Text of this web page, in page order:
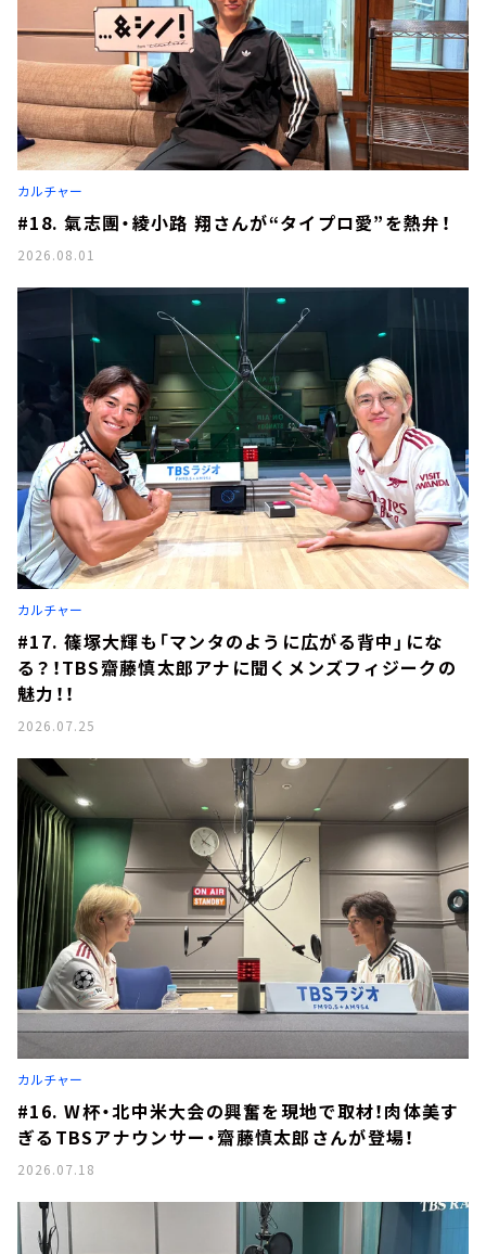
カルチャー
#18. 氣志團・綾小路 翔さんが“タイプロ愛”を熱弁！
2026.08.01
カルチャー
#17. 篠塚大輝も「マンタのように広がる背中」にな
る？！TBS齋藤慎太郎アナに聞くメンズフィジークの
魅力！！
2026.07.25
カルチャー
#16. W杯・北中米大会の興奮を現地で取材！肉体美す
ぎるTBSアナウンサー・齋藤慎太郎さんが登場！
2026.07.18